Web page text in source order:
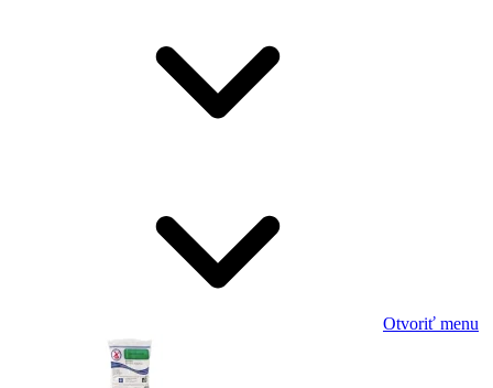
Otvoriť menu
Powered by chaterimo